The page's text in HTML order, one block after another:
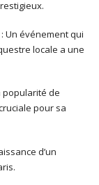
: Un événement qui
locale a une
popularité de
pour sa
d’un